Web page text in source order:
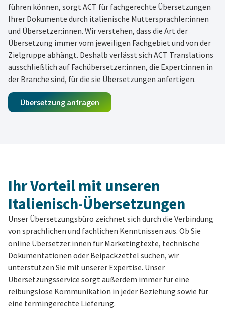
führen können, sorgt ACT für fachgerechte Übersetzungen
Ihrer Dokumente durch italienische Muttersprachler:innen
und Übersetzer:innen. Wir verstehen, dass die Art der
Übersetzung immer vom jeweiligen Fachgebiet und von der
Zielgruppe abhängt. Deshalb verlässt sich ACT Translations
ausschließlich auf Fachübersetzer:innen, die Expert:innen in
der Branche sind, für die sie Übersetzungen anfertigen.
Übersetzung anfragen
Ihr Vorteil mit unseren
Italienisch-Übersetzungen
Unser Übersetzungsbüro zeichnet sich durch die Verbindung
von sprachlichen und fachlichen Kenntnissen aus. Ob Sie
online Übersetzer:innen für Marketingtexte, technische
Dokumentationen oder Beipackzettel suchen, wir
unterstützen Sie mit unserer Expertise. Unser
Übersetzungsservice sorgt außerdem immer für eine
reibungslose Kommunikation in jeder Beziehung sowie für
eine termingerechte Lieferung.